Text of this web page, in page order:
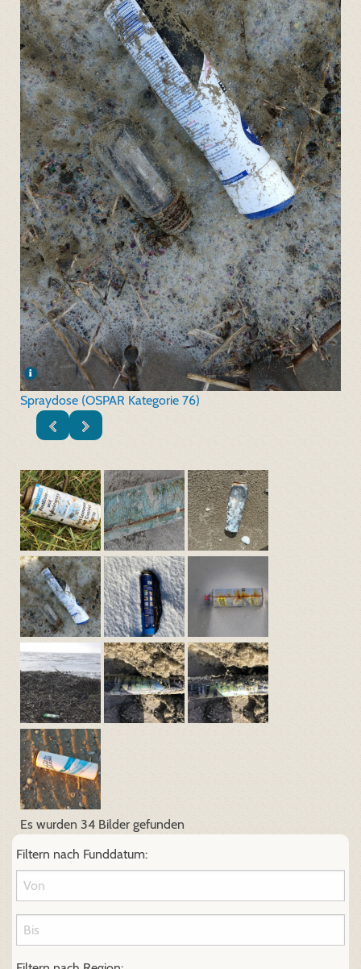
Spraydose (OSPAR Kategorie 76)
Es wurden 34 Bilder gefunden
Filtern nach Funddatum: